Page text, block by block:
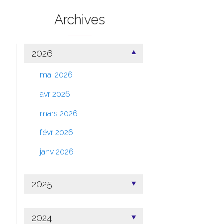
Archives
2026
mai 2026
avr 2026
mars 2026
févr 2026
janv 2026
2025
2024